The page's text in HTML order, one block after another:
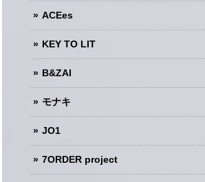
ACEes
KEY TO LIT
B&ZAI
モナキ
JO1
7ORDER project